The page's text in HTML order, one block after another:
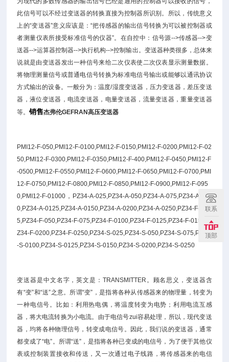
此信号可以不经过变送器的转换直接为控制器所识别。所以，传统意义
上的“变送器”意义应该是：“把传感器的输出信号转换为可以被控制器或
者测量仪表所接受标准信号的仪器”。在自控中：信号源-->传感器-->变
送器-->运算器控制器-->执行机构-->控制输出。变送器种类很多，总体来
说就是由变送器发出一种信号来给二次仪表使二次仪表显示测量数据。
将物理测量信号或普通电信号转换为标准电信号输出或能够以通讯协议
方式输出的设备。一般分为：温度/湿度变送器，压力变送器，差压变送
器，液位变送器，电流变送器，电量变送器，流量变送器，重量变送器
等。销售杰弗伦GEFRAN高压变送器
PMI12-F-050,PMI12-F-0100,PMI12-F-0150,PMI12-F-0200,PMI12-F-02
50,PMI12-F-0300,PMI12-F-0350,PMI12-F-400,PMI12-F-0450,PMI12-F
-0500,PMI12-F-0550,PMI12-F-0600,PMI12-F-0650,PMI12-F-0700,PMI
12-F-0750,PMI12-F-0800,PMI12-F-0850,PMI12-F-0900,PMI12-F-095
0,PMI12-F-01000，PZ34-A-025,PZ34-A-050,PZ34-A-075,PZ34-A-010
0,PZ34-A-0125,PZ34-A-0150,PZ34-A-0200,PZ34-A-0250,PZ34-F-02
5,PZ34-F-050,PZ34-F-075,PZ34-F-0100,PZ34-F-0125,PZ34-F-0150,P
Z34-F-0200,PZ34-F-0250,PZ34-S-025,PZ34-S-050,PZ34-S-075,PZ34
-S-0100,PZ34-S-0125,PZ34-S-0150,PZ34-S-0200,PZ34-S-0250
变送器是中文名字，英文是：TRANSMITTER。顾名思义，变送器含
有“变”和“送”之意。所谓“变”，是指将各种从传感器来的物理量，转变为
一种电信号。比如：利用热电偶，将温度转变为电势；利用电流互感
器，将大电流转换为小电流。由于电信号zui容易处理，所以，现代变送
器，均将各种物理信号，转变成电信号。因此，我们说的变送器，通常
都变成了“电”。所谓“送”，是指将各种已变成的电信号，为了便于其他仪
表或控制装置接收和传送，又一次通过电子线路，将传感器来的电信
联系
顶部